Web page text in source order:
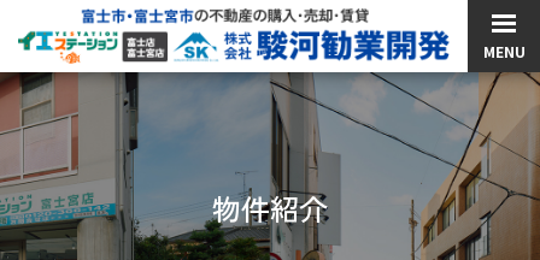
MENU
物件紹介